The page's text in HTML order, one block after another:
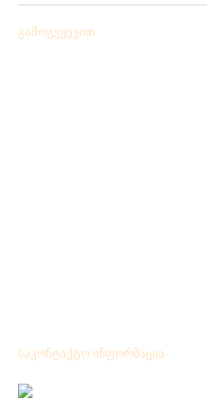
გამოგვყევით
საკონტაქტო ინფორმაცია